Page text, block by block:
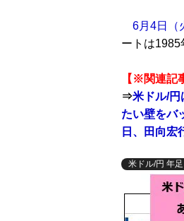
6月4日（
ートは1985
【※関連記
⇒米ドル/円
たい壁をバ
日、田向宏
米ドル/円 年